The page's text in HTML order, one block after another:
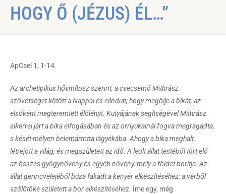
HOGY Ő (JÉZUS) ÉL…”
ApCsel 1; 1-14
Az archetipikus hősmítosz szerint, a csecsemő Mithrász
szövetséget kötött a Nappal és elindult, hogy megölje a bikát, az
elsőként megteremtett élőlényt. Kutyájának segítségével Mithrász
sikerrel járt a bika elfogásában és az orrlyukainál fogva megragadta,
s kését mélyen belemártotta lágyékába. Ahogy a bika meghalt,
létrejött a világ, és megszületett az idő. A leölt állat testéből tört elő
az összes gyógynövény és egyéb növény, mely a földet borítja. Az
állat gerincvelejéből búza fakadt a kenyér elkészítéséhez; a vérből
szőlőtőke született a bor elkészítéséhez. Íme egy, még